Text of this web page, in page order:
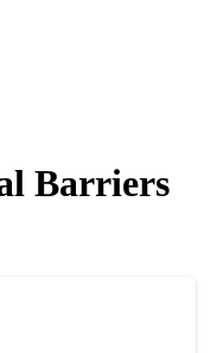
Barriers